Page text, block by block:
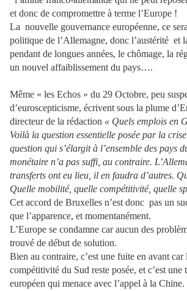
et donc de compromettre à terme l’Europe !
La nouvelle gouvernance européenne, ce
politique de l’Allemagne, donc l’austérité et
pendant de longues années, le chômage, la
un nouvel affaiblissement du pays….
Même « les Echos » du 29 Octobre, peu
d’euroscepticisme, écrivent sous la plume
directeur de la rédaction « Quels emplois en
Voilà la question essentielle posée par la
question qui s’élargit à l’ensemble des pays
monétaire n’a pas suffi, au contraire.
transferts ont eu lieu, il en faudra d’autres.
Quelle mobilité, quelle compétitivité, quelle
Cet accord de Bruxelles n’est donc pas un
que l’apparence, et momentanément.
L’Europe se condamne car aucun des
trouvé de début de solution.
Bien au contraire, c’est une fuite en avant car
compétitivité du Sud reste posée, et c’est une
européen qui menace avec l’appel à la Chine.